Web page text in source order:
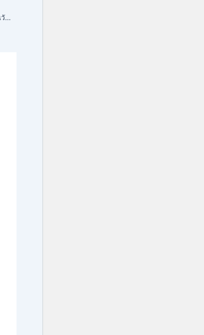
สถาบันวัฒนธรรมศึกษากัลยาณิวัฒนา วิทยาเขตหาดใหญ่ จัดโครงการมัดย้อมครามสไตล์ชิโบริ (Shibori indigo tie dye workshop) โดย อาจารย์ศรุดา กันทะวงศ์